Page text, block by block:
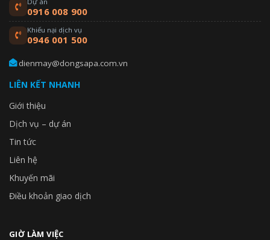
0916 008 900
Khiếu nại dịch vụ
0946 001 500
dienmay@dongsapa.com.vn
LIÊN KẾT NHANH
Giới thiệu
Dịch vụ – dự án
Tin tức
Liên hệ
Khuyến mãi
Điều khoản giao dịch
GIỜ LÀM VIỆC